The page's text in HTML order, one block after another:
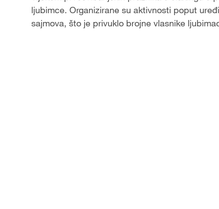
a
ljubimce. Organizirane su aktivnosti poput
sajmova, što je privuklo brojne vlasnike